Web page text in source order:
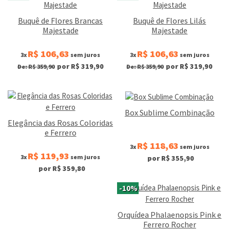
Buquê de Flores Brancas
Majestade
3x R$ 106,63 sem juros
De: R$ 359,90 por R$ 319,90
Buquê de Flores Lilás
Majestade
3x R$ 106,63 sem juros
De: R$ 359,90 por R$ 319,90
Elegância das Rosas Coloridas
e Ferrero
3x R$ 119,93 sem juros
por R$ 359,80
Box Sublime Combinação
3x R$ 118,63 sem juros
por R$ 355,90
-10%
Orquídea Phalaenopsis Pink e
Ferrero Rocher